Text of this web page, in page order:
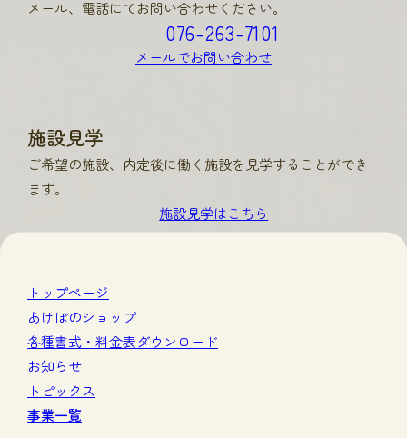
メール、電話にてお問い合わせください。
076-263-7101
メールでお問い合わせ
施設見学
ご希望の施設、内定後に働く施設を見学することができ
ます。
施設見学はこちら
トップページ
あけぼのショップ
各種書式・料金表ダウンロード
お知らせ
トピックス
事業一覧